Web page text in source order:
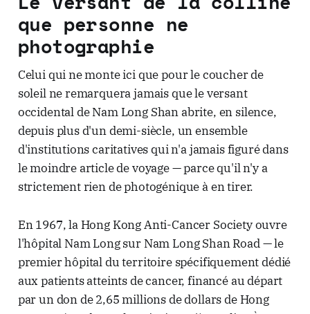
que personne ne
photographie
Celui qui ne monte ici que pour le coucher de
soleil ne remarquera jamais que le versant
occidental de Nam Long Shan abrite, en silence,
depuis plus d'un demi-siècle, un ensemble
d'institutions caritatives qui n'a jamais figuré dans
le moindre article de voyage — parce qu'il n'y a
strictement rien de photogénique à en tirer.
En 1967, la Hong Kong Anti-Cancer Society ouvre
l'hôpital Nam Long sur Nam Long Shan Road — le
premier hôpital du territoire spécifiquement dédié
aux patients atteints de cancer, financé au départ
par un don de 2,65 millions de dollars de Hong